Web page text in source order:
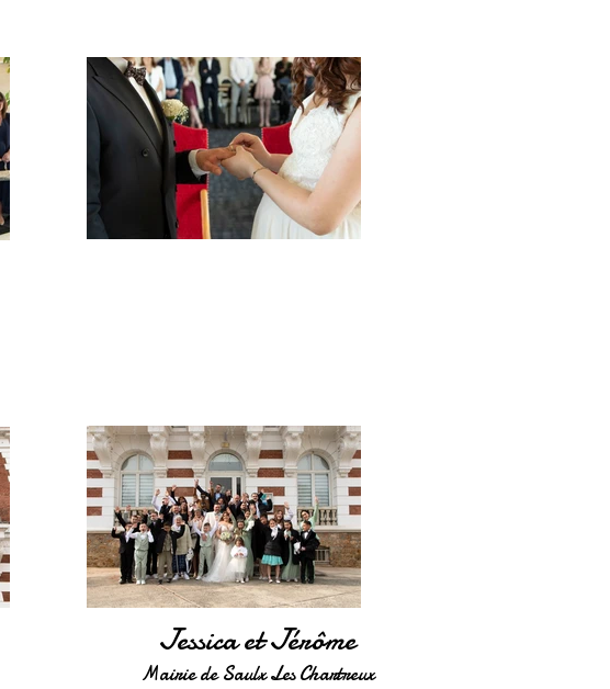
Jessica et Jérôme
Mairie de Saulx Les Chartreux